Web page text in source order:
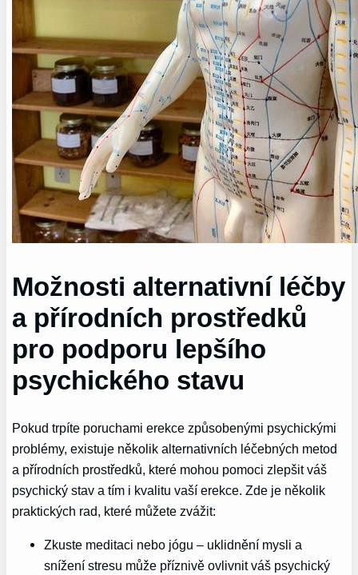
Možnosti alternativní léčby
a přírodních prostředků
pro podporu lepšího
psychického stavu
Pokud trpíte poruchami erekce způsobenými psychickými
problémy, existuje několik alternativních léčebných metod
a přírodních prostředků, které mohou pomoci zlepšit váš
psychický stav a tím i kvalitu vaší erekce. Zde je několik
praktických rad, které můžete zvážit:
Zkuste meditaci nebo jógu – uklidnění mysli a
snížení stresu může příznivě ovlivnit váš psychický